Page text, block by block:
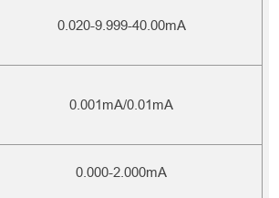
0.020-9.999-40.00mA
0.001mA/0.01mA
0.000-2.000mA